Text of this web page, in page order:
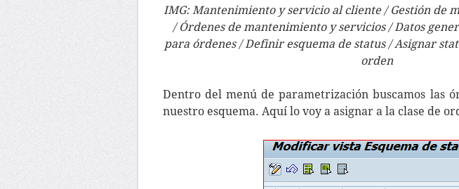
IMG: Mantenimiento y servicio al cliente / Gestión de
/ Órdenes de mantenimiento y servicios / Datos
para órdenes / Definir esquema de status / Asignar
orden
Dentro del menú de parametrización buscamos las
nuestro esquema. Aquí lo voy a asignar a la clase de